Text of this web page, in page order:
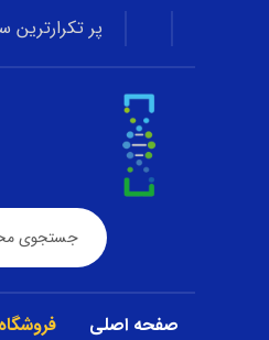
پر تکرارترین
صفحه اصلی فروشگاه